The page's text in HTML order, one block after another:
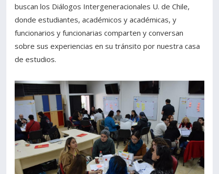
buscan los Diálogos Intergeneracionales U. de Chile,
donde estudiantes, académicos y académicas, y
funcionarios y funcionarias comparten y conversan
sobre sus experiencias en su tránsito por nuestra casa
de estudios.